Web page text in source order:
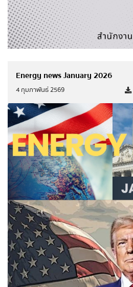
e-Services
สมัครรับข่าวสาร (e-Newsletter)
สั่งซื้อแผนที่แปลงสัมปทานปิโตรเ
ระบบขอความเห็นชอบการนำเข้า
เพลิงทางอิเล็กทรอนิกส์
ระบบให้บริการอนุมัติ อนุญาต แล
เพื่อค้าน้ำมันเชื้อเพลิง
การแจ้งเรื่องร้องเรียน
แนวปฏิบัติการจัดการเรื่องร้องเ
ประพฤติมิชอบ
ช่องทางแจ้งเรื่องร้องเรียนการ
ชอบ
ข้อมูลเชิงสถิติเรื่องร้องเรียนกา
ชอบประจำปี
การมีส่วนร่วมของประชาชน
กรุณาระบุคำค้นหาที่ท่
Energy news January 2026
4 กุมภาพันธ์ 2569